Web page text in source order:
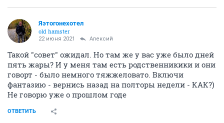
Яэтогонехотел
old hamster
22 июня 2021 Алексий
Такой "совет" ожидал. Но там же у вас уже было дней
пять жары? И у меня там есть родственникики и они
говорт - было немного тяжжеловато. Включи
фантазию - вернись назад на полторы недели - КАК?)
Не говорю уже о прошлом годе
ОТВЕТИТЬ